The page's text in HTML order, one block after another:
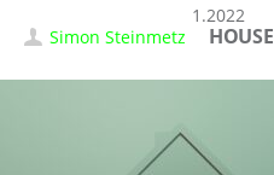
11.11.2022
Simon Steinmetz
HOUSE